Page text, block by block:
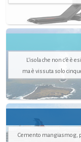
L’isola che non c'è è
ma è vissuta solo
Cemento mangiasmog,